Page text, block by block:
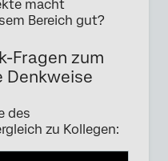
macht
Bereich gut?
Fragen zum
Denkweise
des
zu Kollegen: